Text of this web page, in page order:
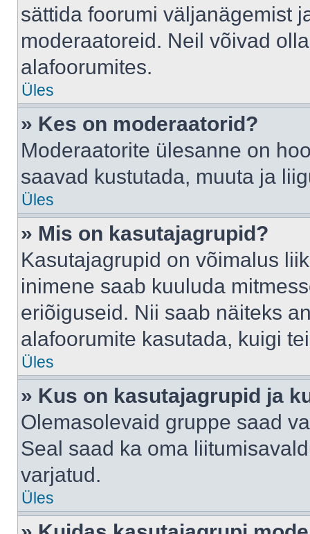
sättida foorumi väljanägemist
moderaatoreid. Neil võivad
alafoorumites.
Üles
» Kes on moderaatorid?
Moderaatorite ülesanne on
saavad kustutada, muuta ja
Üles
» Mis on kasutajagrupid?
Kasutajagrupid on võimalus
inimene saab kuuluda
eriõiguseid. Nii saab näiteks
alafoorumite kasutada, kuigi
Üles
» Kus on kasutajagrupid ja
Olemasolevaid gruppe saad
Seal saad ka oma
varjatud.
Üles